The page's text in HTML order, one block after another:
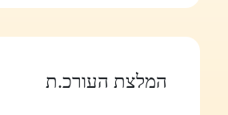
המלצת העורכ.ת